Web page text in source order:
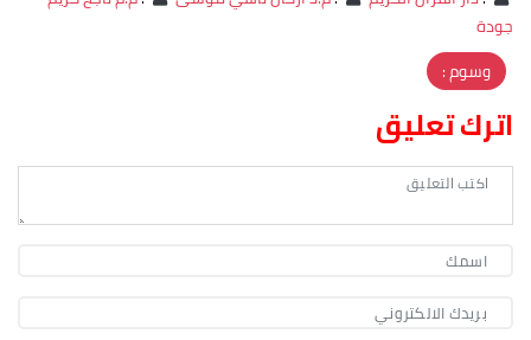
جودة
وسوم :
اترك تعليق